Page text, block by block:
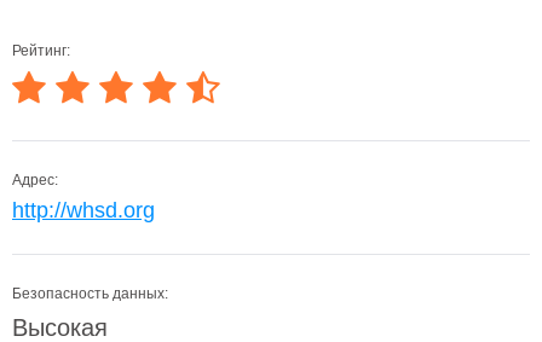
Рейтинг:
Адрес:
http://whsd.org
Безопасность данных:
Высокая